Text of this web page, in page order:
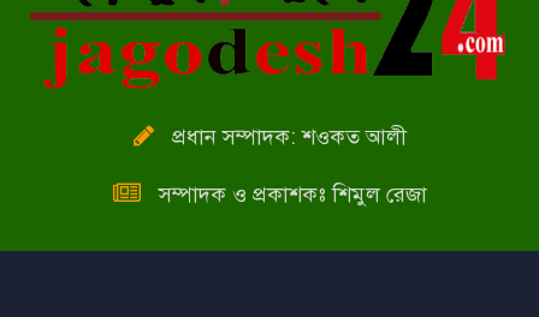
প্রধান সম্পাদক: শওকত আলী
সম্পাদক ও প্রকাশকঃ শিমুল রেজা